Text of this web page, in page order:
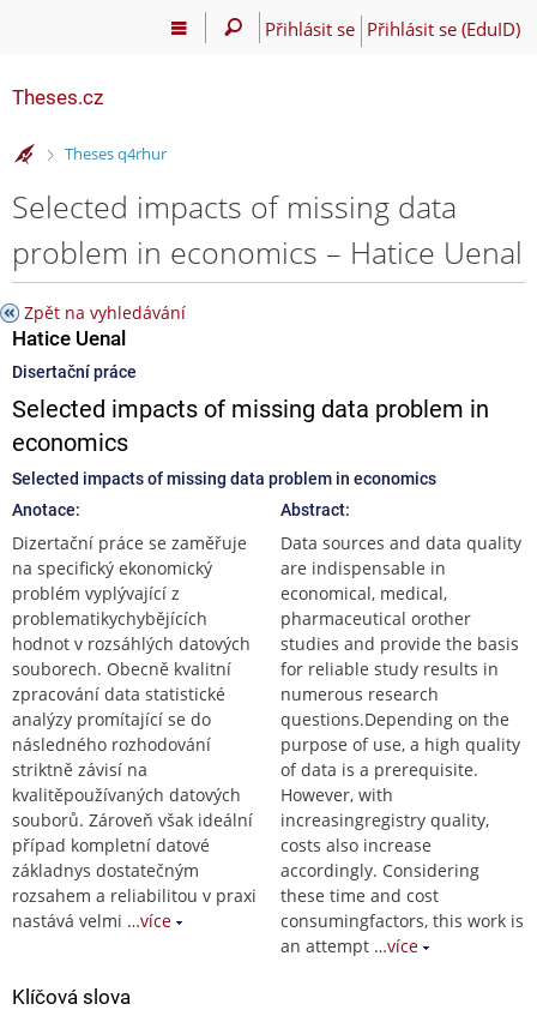
Přihlásit se Přihlásit se (EduID)
Theses.cz
>
Theses q4rhur
Selected impacts of missing data
problem in economics – Hatice Uenal
Zpět na vyhledávání
Hatice Uenal
Disertační práce
Selected impacts of missing data problem in
economics
Selected impacts of missing data problem in economics
Anotace:
Dizertační práce se zaměřuje
na specifický ekonomický
problém vyplývající z
problematikychybějících
hodnot v rozsáhlých datových
souborech. Obecně kvalitní
zpracování data statistické
analýzy promítající se do
následného rozhodování
striktně závisí na
kvalitěpoužívaných datových
souborů. Zároveň však ideální
případ kompletní datové
základnys dostatečným
rozsahem a reliabilitou v praxi
nastává velmi …více
Abstract:
Data sources and data quality
are indispensable in
economical, medical,
pharmaceutical orother
studies and provide the basis
for reliable study results in
numerous research
questions.Depending on the
purpose of use, a high quality
of data is a prerequisite.
However, with
increasingregistry quality,
costs also increase
accordingly. Considering
these time and cost
consumingfactors, this work is
an attempt …více
Klíčová slova